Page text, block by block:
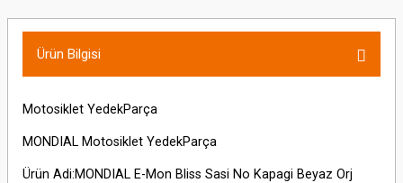
Ürün Bilgisi
Motosiklet YedekParça
MONDIAL Motosiklet YedekParça
Ürün Adi:MONDIAL E-Mon Bliss Sasi No Kapagi Beyaz Orj